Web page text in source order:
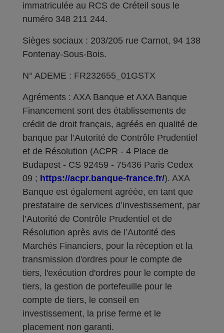
immatriculée au RCS de Créteil sous le
numéro 348 211 244.
Sièges sociaux : 203/205 rue Carnot, 94 138
Fontenay-Sous-Bois.
N° ADEME : FR232655_01GSTX
Agréments : AXA Banque et AXA Banque
Financement sont des établissements de
crédit de droit français, agréés en qualité de
banque par l’Autorité de Contrôle Prudentiel
et de Résolution (ACPR - 4 Place de
Budapest - CS 92459 - 75436 Paris Cedex
09 ; https://acpr.banque-france.fr/). AXA
Banque est également agréée, en tant que
prestataire de services d’investissement, par
l’Autorité de Contrôle Prudentiel et de
Résolution après avis de l’Autorité des
Marchés Financiers, pour la réception et la
transmission d'ordres pour le compte de
tiers, l'exécution d'ordres pour le compte de
tiers, la gestion de portefeuille pour le
compte de tiers, le conseil en
investissement, la prise ferme et le
placement non garanti.